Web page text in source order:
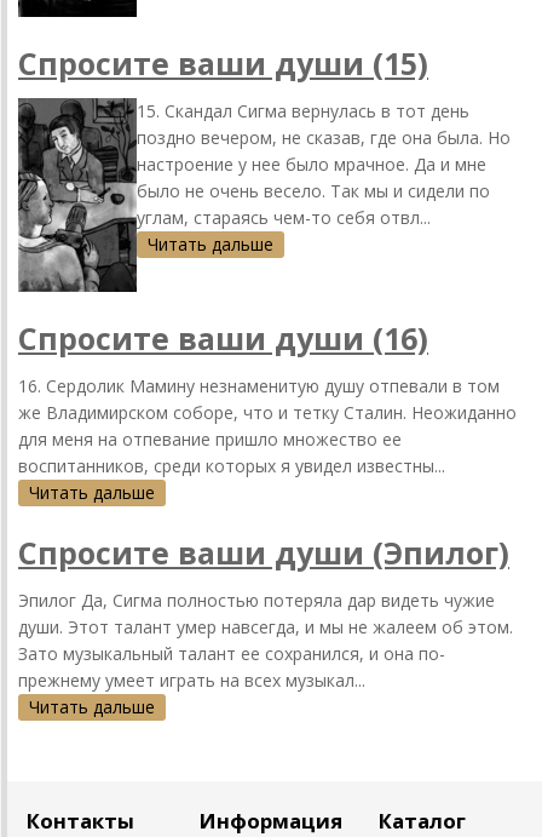
Спросите ваши души (15)
15. Скандал Сигма вернулась в тот день
поздно вечером, не сказав, где она была. Но
настроение у нее было мрачное. Да и мне
было не очень весело. Так мы и сидели по
углам, стараясь чем-то себя отвл...
Читать дальше
Спросите ваши души (16)
16. Сердолик Мамину незнаменитую душу отпевали в том
же Владимирском соборе, что и тетку Сталин. Неожиданно
для меня на отпевание пришло множество ее
воспитанников, среди которых я увидел известны...
Читать дальше
Спросите ваши души (Эпилог)
Эпилог Да, Сигма полностью потеряла дар видеть чужие
души. Этот талант умер навсегда, и мы не жалеем об этом.
Зато музыкальный талант ее сохранился, и она по-
прежнему умеет играть на всех музыкал...
Читать дальше
Контакты Информация Каталог